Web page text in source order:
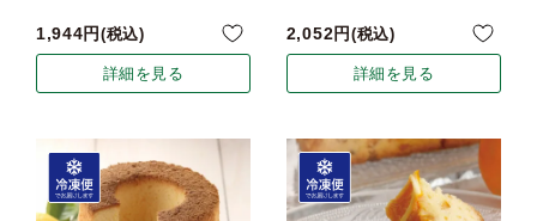
1,944 税込
詳細を見る
2,052 税込
詳細を見る